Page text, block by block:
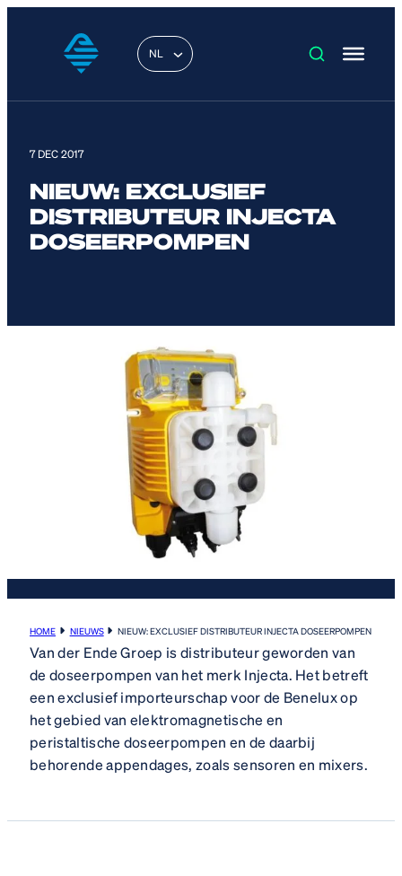
NL
7 DEC 2017
NIEUW: EXCLUSIEF
DISTRIBUTEUR INJECTA
DOSEERPOMPEN
HOME NIEUWS NIEUW: EXCLUSIEF DISTRIBUTEUR INJECTA DOSEERPOMPEN
Van der Ende Groep is distributeur geworden van
de doseerpompen van het merk Injecta. Het betreft
een exclusief importeurschap voor de Benelux op
het gebied van elektromagnetische en
peristaltische doseerpompen en de daarbij
behorende appendages, zoals sensoren en mixers.